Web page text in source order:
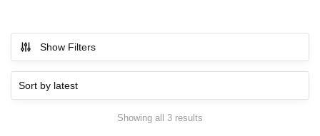
Show Filters
Showing all 3 results